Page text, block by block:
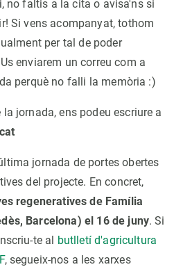
no faltis a la cita o avisa'ns si
Si vens acompanyat, tothom
per tal de poder
enviarem un correu com a
perquè no falli la memòria :)
jornada, ens podeu escriure a
jornada de portes obertes
del projecte. En concret,
regeneratives de Família
Barcelona) el 16 de juny. Si
te al butlletí d'agricultura
, segueix-nos a les xarxes